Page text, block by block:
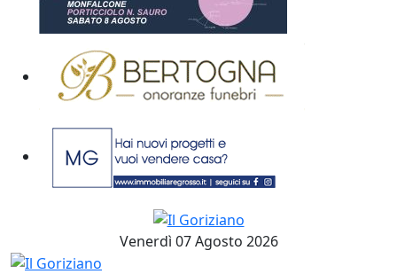
Venerdì 07 Agosto 2026